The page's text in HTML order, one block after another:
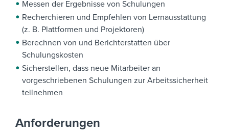
Messen der Ergebnisse von Schulungen
Recherchieren und Empfehlen von Lernausstattung
(z. B. Plattformen und Projektoren)
Berechnen von und Berichterstatten über
Schulungskosten
Sicherstellen, dass neue Mitarbeiter an
vorgeschriebenen Schulungen zur Arbeitssicherheit
teilnehmen
Anforderungen